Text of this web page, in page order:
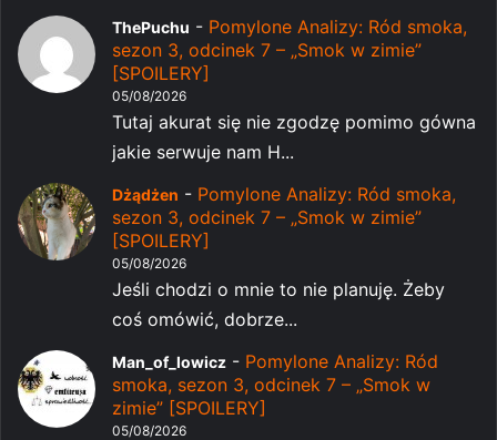
ThePuchu - Pomylone Analizy: Ród smoka,
sezon 3, odcinek 7 – „Smok w zimie”
[SPOILERY]
05/08/2026
Tutaj akurat się nie zgodzę pomimo gówna
jakie serwuje nam H...
Dżądżen - Pomylone Analizy: Ród smoka,
sezon 3, odcinek 7 – „Smok w zimie”
[SPOILERY]
05/08/2026
Jeśli chodzi o mnie to nie planuję. Żeby
coś omówić, dobrze...
Man_of_lowicz - Pomylone Analizy: Ród
smoka, sezon 3, odcinek 7 – „Smok w
zimie” [SPOILERY]
05/08/2026